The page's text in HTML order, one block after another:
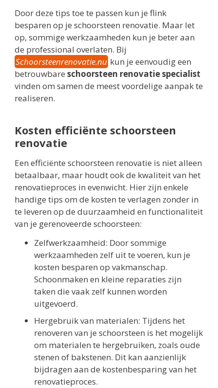
Door deze tips toe te passen kun je flink
besparen op je schoorsteen renovatie. Maar let
op, sommige werkzaamheden kun je beter aan
de professional overlaten. Bij
Schoorsteenrenovatie.nu kun je eenvoudig een
betrouwbare schoorsteen renovatie specialist
vinden om samen de meest voordelige aanpak te
realiseren.
Kosten efficiënte schoorsteen
renovatie
Een efficiënte schoorsteen renovatie is niet alleen
betaalbaar, maar houdt ook de kwaliteit van het
renovatieproces in evenwicht. Hier zijn enkele
handige tips om de kosten te verlagen zonder in
te leveren op de duurzaamheid en functionaliteit
van je gerenoveerde schoorsteen:
Zelfwerkzaamheid: Door sommige
werkzaamheden zelf uit te voeren, kun je
kosten besparen op vakmanschap.
Schoonmaken en kleine reparaties zijn
taken die vaak zelf kunnen worden
uitgevoerd.
Hergebruik van materialen: Tijdens het
renoveren van je schoorsteen is het mogelijk
om materialen te hergebruiken, zoals oude
stenen of bakstenen. Dit kan aanzienlijk
bijdragen aan de kostenbesparing van het
renovatieproces.